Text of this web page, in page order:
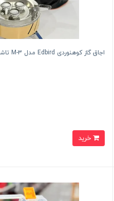
اجاق گاز کوهنوردی Edbird مدل M-3 تاشو و قابل حمل
خرید